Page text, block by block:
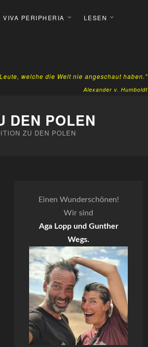
VIVA PERIPHERIA LESEN
welche die Welt nie angeschaut haben."
Alexander v. Humboldt
DEN POLEN
ZU DEN POLEN
Einen Wunderschönen!
Wir sind
Aga Lopp und Gunther
Wegs.